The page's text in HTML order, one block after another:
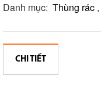
Danh mục: Thùng rác ,
CHI TIẾT